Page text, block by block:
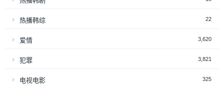
热播韩综 22
爱情 3,620
犯罪 3,821
电视电影 325